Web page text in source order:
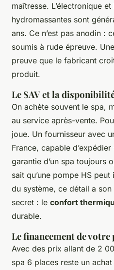
maîtresse. L’électronique
hydromassantes sont
ans. Ce n’est pas anodin :
soumis à rude épreuve.
preuve que le fabricant
produit.
Le SAV et la
On achète souvent le spa,
au service après-vente.
joue. Un fournisseur avec
France, capable d’expédier
garantie d’un spa toujours
sait qu’une pompe HS
du système, ce détail a
secret : le confort
durable.
Le financement de
Avec des prix allant de 2
spa 6 places reste un